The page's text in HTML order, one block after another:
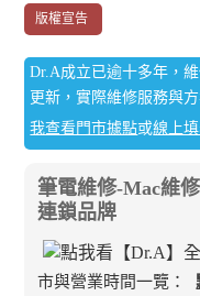
版權宣告
Dr.A成立已逾十多年，
更新，實際維修服務與
我查看門市據點或線上
筆電維修-Mac維
連鎖品牌
市與營業時間一覽：